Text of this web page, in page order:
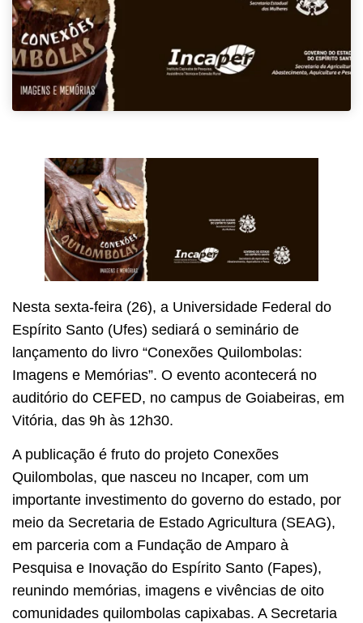
Nesta sexta-feira (26), a Universidade Federal do
Espírito Santo (Ufes) sediará o seminário de
lançamento do livro “Conexões Quilombolas:
Imagens e Memórias”. O evento acontecerá no
auditório do CEFED, no campus de Goiabeiras, em
Vitória, das 9h às 12h30.
A publicação é fruto do projeto Conexões
Quilombolas, que nasceu no Incaper, com um
importante investimento do governo do estado, por
meio da Secretaria de Estado Agricultura (SEAG),
em parceria com a Fundação de Amparo à
Pesquisa e Inovação do Espírito Santo (Fapes),
reunindo memórias, imagens e vivências de oito
comunidades quilombolas capixabas. A Secretaria